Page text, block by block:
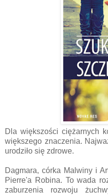
Dla większości ciężarnych
większego znaczenia.
urodziło się zdrowe.
Dagmara, córka Malwiny i
Pierre'a Robina. To wada
zaburzenia rozwoju